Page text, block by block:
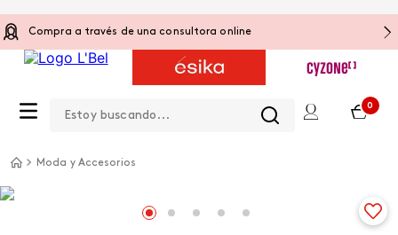
Compra a través de una consultora online
0
Moda y Accesorios